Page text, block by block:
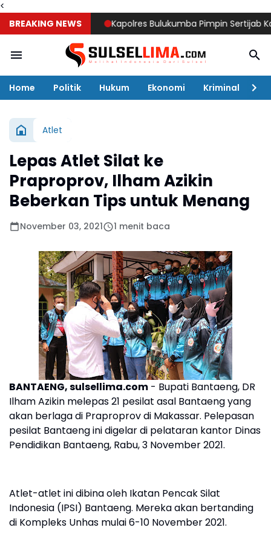
<
BREAKING NEWSKapolres Bulukumba Pimpin Sertijab Kabag,
Home Politik Hukum Ekonomi Kriminal
Atlet
Lepas Atlet Silat ke
Praproprov, Ilham Azikin
Beberkan Tips untuk Menang
November 03, 2021 1 menit baca
BANTAENG, sulsellima.com - Bupati Bantaeng, DR
Ilham Azikin melepas 21 pesilat asal Bantaeng yang
akan berlaga di Praproprov di Makassar. Pelepasan
pesilat Bantaeng ini digelar di pelataran kantor Dinas
Pendidikan Bantaeng, Rabu, 3 November 2021.
Atlet-atlet ini dibina oleh Ikatan Pencak Silat
Indonesia (IPSI) Bantaeng. Mereka akan bertanding
di Kompleks Unhas mulai 6-10 November 2021.